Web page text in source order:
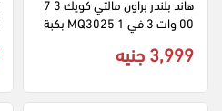
هاند بلندر براون مالتي كويك 3 7
3,999 جنيه